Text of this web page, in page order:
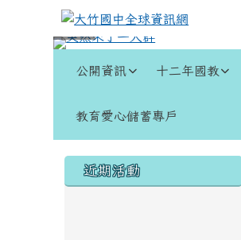
跳至主內容區
大竹國中全球資
公開資訊 十二年國教
教育愛心儲蓄專戶
左邊區域內容
近期活動
頁尾區域